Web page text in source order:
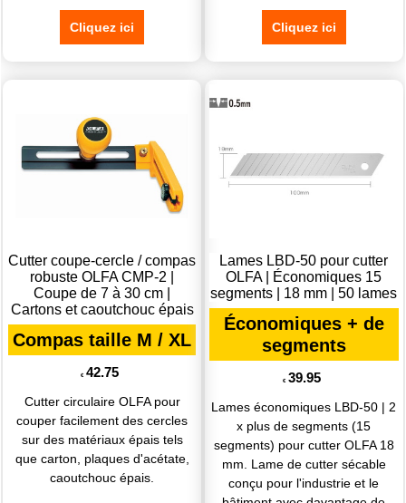
Cliquez ici Cliquez ici
Cutter coupe-cercle / compas
robuste OLFA CMP-2 |
Coupe de 7 à 30 cm |
Cartons et caoutchouc épais
Compas taille M / XL
€ 42.75
Cutter circulaire OLFA pour
couper facilement des cercles
sur des matériaux épais tels
que carton, plaques d'acétate,
caoutchouc épais.
Lames LBD-50 pour cutter
OLFA | Économiques 15
segments | 18 mm | 50 lames
Économiques + de
segments
€ 39.95
Lames économiques LBD-50 | 2
x plus de segments (15
segments) pour cutter OLFA 18
mm. Lame de cutter sécable
conçu pour l'industrie et le